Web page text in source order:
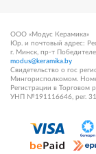
ООО «Модус Керамика»
Юр. и почтовый адрес:
г. Минск, пр-т
modus@keramika.by
Свидетельство о гос
Мингорисполкомом.
Регистрации в Торговом
УНП №191116646, рег.